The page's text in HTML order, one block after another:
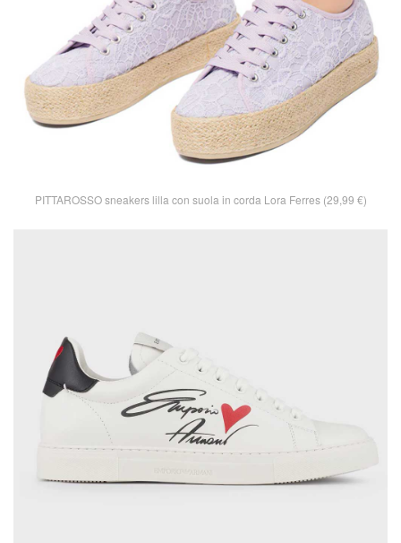
PITTAROSSO sneakers lilla con suola in corda Lora Ferres (29,99 €)